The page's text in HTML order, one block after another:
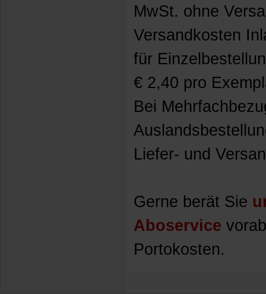
MwSt. ohne
Versandkosten
für
€ 2,40 pro
Bei
Liefer- und
Gerne berät Sie
Aboservice
Portokosten.